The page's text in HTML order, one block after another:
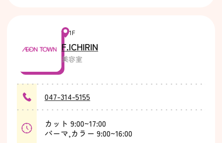
1F
F.ICHIRIN
美容室
047-314-5155
カット 9:00~17:00
パーマ,カラー 9:00~16:00